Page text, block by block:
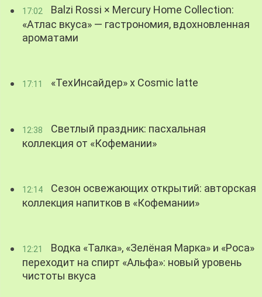
17:02
Balzi Rossi × Mercury Home Collection:
«Атлас вкуса» — гастрономия, вдохновленная
ароматами
17:11 «ТехИнсайдер» х Cosmic latte
12:38
Светлый праздник: пасхальная
коллекция от «Кофемании»
12:14
Сезон освежающих открытий: авторская
коллекция напитков в «Кофемании»
12:21
Водка «Талка», «Зелёная Марка» и «Роса»
переходит на спирт «Альфа»: новый уровень
чистоты вкуса